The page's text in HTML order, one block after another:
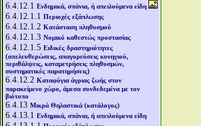
6.4.12.1 Ενδημικά, σπάνια, ή απειλούμενα είδη
6.4.12.1.1 Περιοχές εξάπλωσης
6.4.12.1.2 Κατάσταση πληθυσμού
6.4.12.1.3 Νομικό καθεστώς προστασίας
6.4.12.1.5 Ειδικές δραστηριότητες
(απελευθερώσεις, απαγορεύσεις κυνηγιού,
περιθάλψεις, καταμετρήσεις πληθυσμών,
συστηματικές παρατηρήσεις)
6.4.12.2 Καταφύγια άγριας ζωής στον
παρακείμενο χώρο, άμεσα συνδεδεμένα με τον
βιότοπο
6.4.13 Μικρά Θηλαστικά (κατάλογος)
6.4.13.1 Ενδημικά, σπάνια, ή απειλούμενα είδη